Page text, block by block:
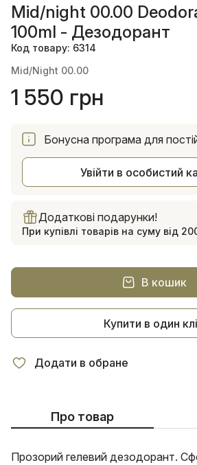
Mid/night 00.00
100ml - Дезодорант
Код товару: 6314
Mid/Night 00.00
1 550 грн
Бонусна програма для
Увійти в особистий
Додаткові подарунки!
При купівлі товарів на суму від
В кошик
Купити в один
Додати в обране
Про товар
Прозорий гелевий дезодорант.